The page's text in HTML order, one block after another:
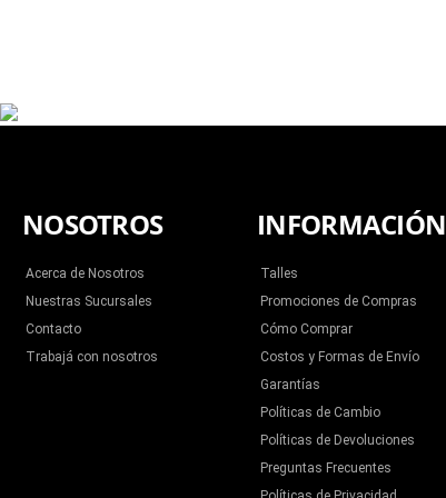
NOSOTROS
Acerca de Nosotros
Nuestras Sucursales
Contacto
Trabajá con nosotros
INFORMACIÓN
Talles
Promociones de Compras
Cómo Comprar
Costos y Formas de Envío
Garantías
Políticas de Cambio
Políticas de Devoluciones
Preguntas Frecuentes